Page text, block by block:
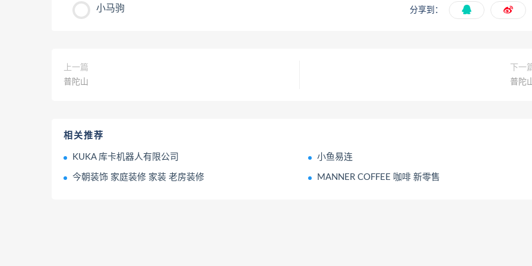
小马驹 分享到：
上一篇
普陀山
下一
普陀
相关推荐
KUKA 库卡机器人有限公司 小鱼易连
今朝装饰 家庭装修 家装 老房装修 MANNER COFFEE 咖啡 新零售